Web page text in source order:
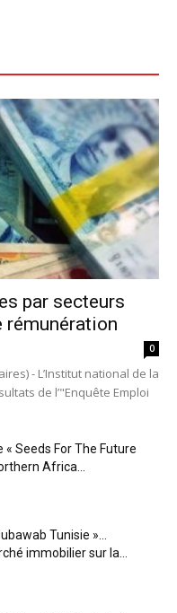
par secteurs
rémunération
0
- L’Institut national de la
de l’"Enquête Emploi
« Seeds For The Future
Africa...
Tunisie »…
immobilier sur la...